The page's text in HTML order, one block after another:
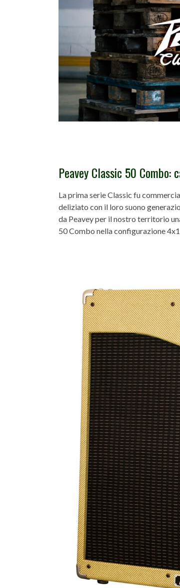
Peavey Classic 50 Combo:
La prima serie Classic fu
deliziato con il loro suono
da Peavey per il nostro territorio
50 Combo nella configurazione